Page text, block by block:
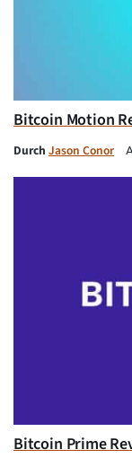
Bitcoin Motion
Durch Jason Conor
Bitcoin Prime